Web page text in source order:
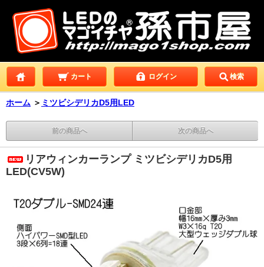
カート ログイン 検索
ホーム ＞ ミツビシデリカD5用LED
前の商品へ 次の商品へ
リアウィンカーランプ ミツビシデリカD5用
LED(CV5W)